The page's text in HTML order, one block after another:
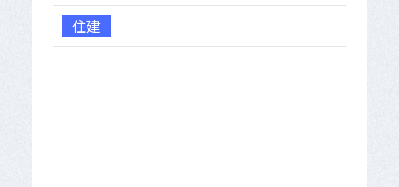
住建